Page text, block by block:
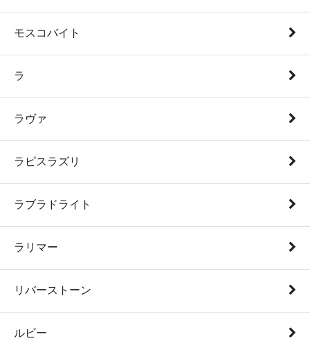
モスコバイト
ラ
ラヴァ
ラピスラズリ
ラブラドライト
ラリマー
リバーストーン
ルビー